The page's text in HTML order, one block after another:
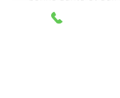
préventive contre